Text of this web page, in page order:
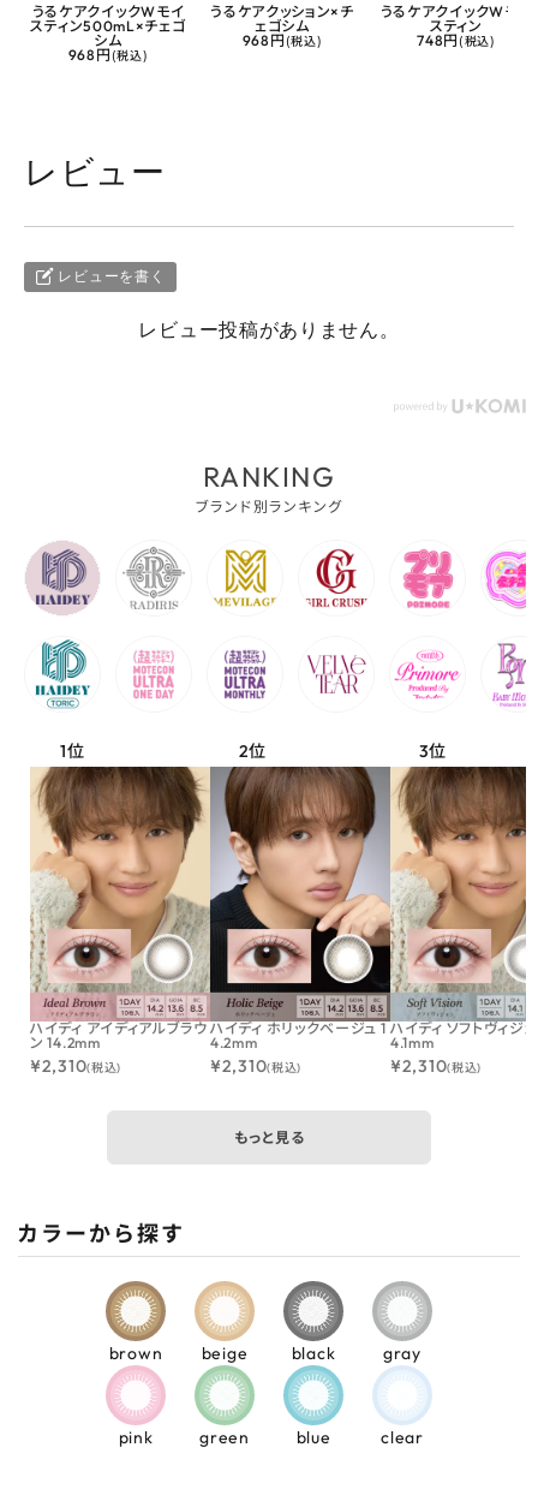
うるケアクイックWモイ
スティン500mL×チェゴ
シム
968円 (税込)
うるケアクッション×チ
ェゴシム
968円 (税込)
うるケアクイックWモイ
スティン
748円 (税込)
レビュー
レビューを書く
レビュー投稿がありません。
RANKING
ブランド別ランキング
ハイディ アイディアルブラウ
ン 14.2mm
¥2,310(税込)
ハイディ ホリックベージュ 1
4.2mm
¥2,310(税込)
ハイディ ソフトヴィジ
4.1mm
¥2,310(税込)
もっと見る
カラーから探す
brown beige black gray
pink green blue clear